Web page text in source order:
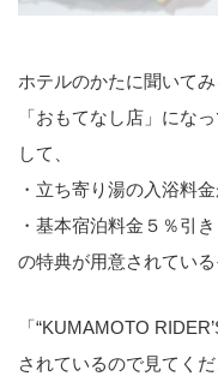
ホテルのかたに聞いて
「おもてなし店」にな
して、
・立ち寄り湯の入浴料
・基本宿泊料金５％引き
の特典が用意されている
「“KUMAMOTO
されているので見てく